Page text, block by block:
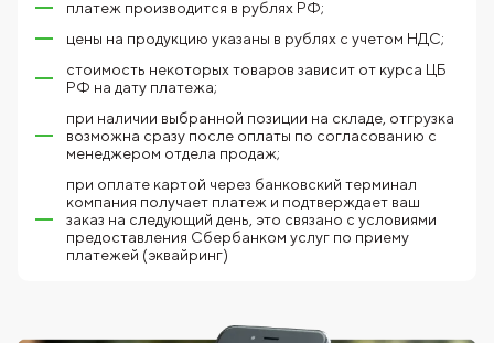
платеж производится в рублях РФ;
цены на продукцию указаны в рублях с учетом НДС;
стоимость некоторых товаров зависит от курса ЦБ
РФ на дату платежа;
при наличии выбранной позиции на складе, отгрузка
возможна сразу после оплаты по согласованию с
менеджером отдела продаж;
при оплате картой через банковский терминал
компания получает платеж и подтверждает ваш
заказ на следующий день, это связано с условиями
предоставления Сбербанком услуг по приему
платежей (эквайринг)